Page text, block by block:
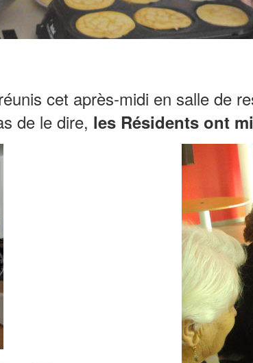
cet après-midi en salle de
de le dire, les Résidents ont